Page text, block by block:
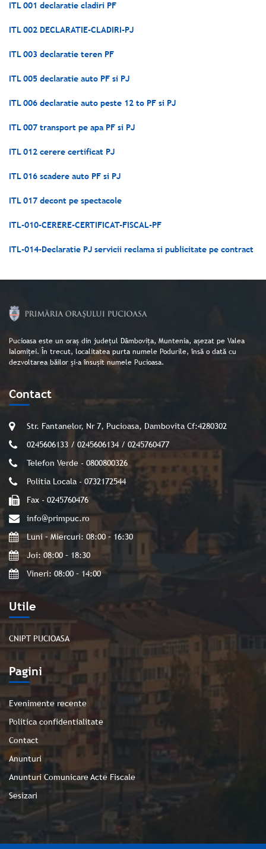
ITL 001 declaratie cladiri PF
ITL 002 DECLARATIE-CLADIRI-PJ
ITL 003 declaratie teren PF
ITL 005 declaratie auto PF si PJ
ITL 006 declaratie auto peste 12 to PF si PJ
ITL 007 transport pe apa PF si PJ
ITL 012 cerere certificat PJ
ITL 016 scadere auto PF si PJ
ITL 017 decont pe spectacole
ITL-010-CERERE-CERTIFICAT-FISCAL-PF
ITL-014-Declaratie PJ servicii reclama si publicitate pe contract
Pucioasa este un oraș din județul Dâmbovița, Muntenia, așezat pe Valea
Ialomiței. În trecut, localitatea purta numele Podurile, însă o dată cu
dezvoltarea băilor și-a însușit numele Pucioasa.
Utile
CNIPT PUCIOASA
Pagini
Evenimente recente
Politica confidentialitate
Contact
Anunturi
Anunturi Comunicare Acte Fiscale
Sesizari
Contact
Str. Fantanelor, Nr 7, Pucioasa, Dambovita Cf:4280302
0245606133 / 0245606134 / 0245760477
Telefon Verde - 0800800326
Politia Locala - 0732172544
Fax - 0245760476
info@primpuc.ro
Luni – Miercuri: 08:00 – 16:30
Joi: 08:00 – 18:30
Vineri: 08:00 – 14:00